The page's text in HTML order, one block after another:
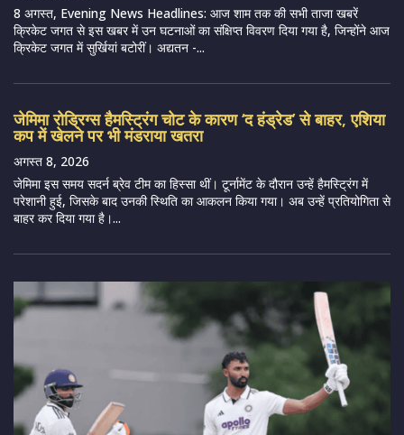
8 अगस्त, Evening News Headlines: आज शाम तक की सभी ताजा खबरें
क्रिकेट जगत से इस खबर में उन घटनाओं का संक्षिप्त विवरण दिया गया है, जिन्होंने आज
क्रिकेट जगत में सुर्खियां बटोरीं। अद्यतन -...
जेमिमा रोड्रिग्स हैमस्ट्रिंग चोट के कारण ‘द हंड्रेड’ से बाहर, एशिया
कप में खेलने पर भी मंडराया खतरा
अगस्त 8, 2026
जेमिमा इस समय सदर्न ब्रेव टीम का हिस्सा थीं। टूर्नामेंट के दौरान उन्हें हैमस्ट्रिंग में
परेशानी हुई, जिसके बाद उनकी स्थिति का आकलन किया गया। अब उन्हें प्रतियोगिता से
बाहर कर दिया गया है।...